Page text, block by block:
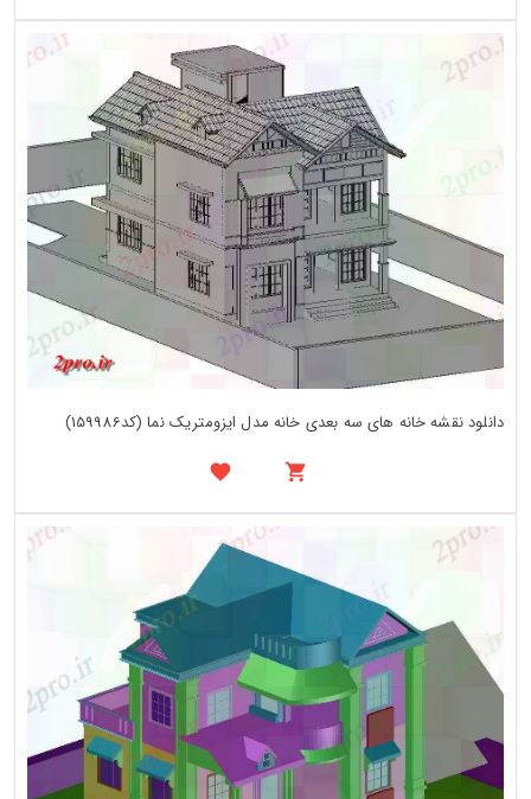
دانلود نقشه خانه های سه بعدی خانه مدل ایزومتریک نما (کد159986)